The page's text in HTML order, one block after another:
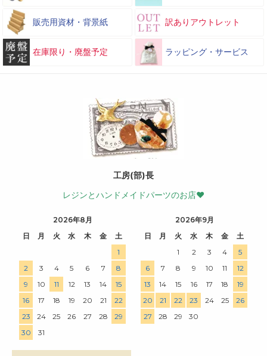
販売用資材・背景紙 訳ありアウトレット
在庫限り・廃盤予定 ラッピング・サービス
工房(部)長
レジンとハンドメイドパーツのお店♥
2026年8月
日
月 火 水 木 金
土
1
2
3 4 5 6 7
8
9
10 11 12 13 14
15
16
17 18 19 20 21
22
23
24 25 26 27 28
29
30
31
2026年9月
日
月 火 水 木 金
土
1
2 3 4
5
6
7 8 9 10 11
12
13
14 15 16 17 18
19
20
21 22 23 24 25
26
27
28 29 30